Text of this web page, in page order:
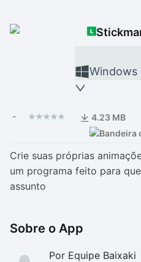
Windows
- 4.23 MB
Crie suas próprias
um programa feito para
assunto
Sobre o App
Por Equipe Baixaki